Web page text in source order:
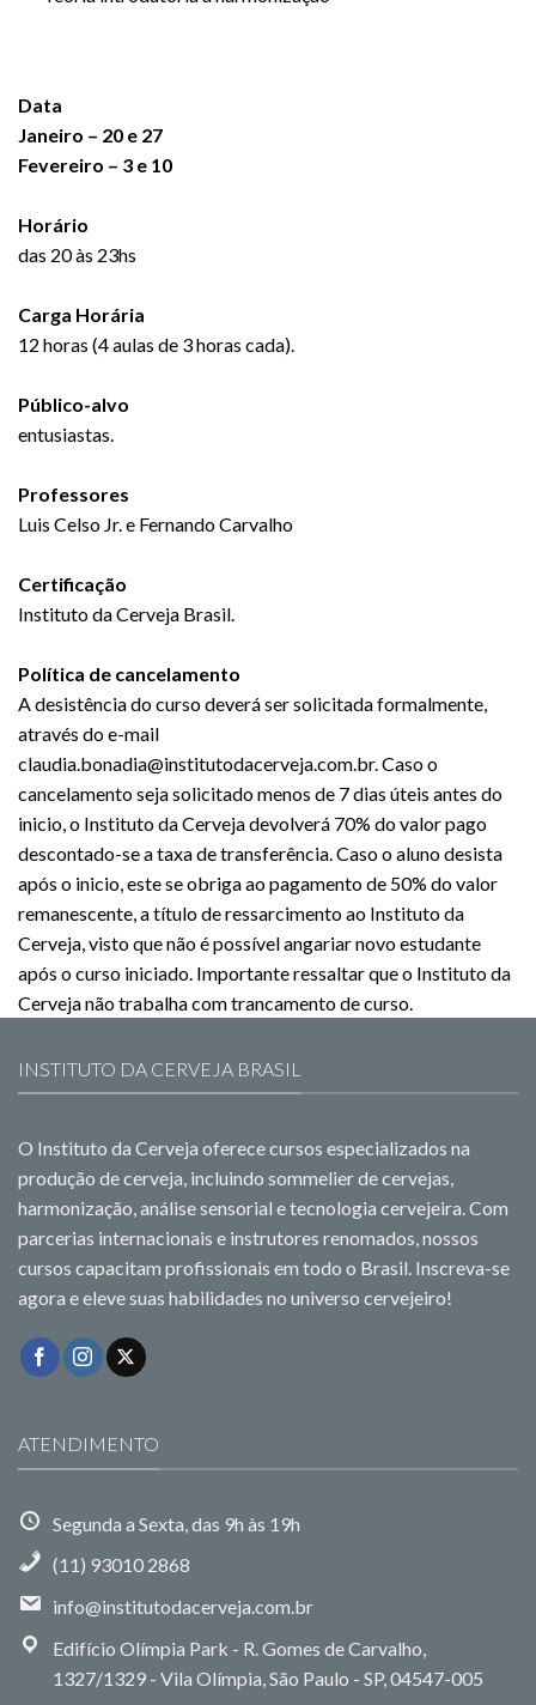
Data
Janeiro – 20 e 27
Fevereiro – 3 e 10
Horário
das 20 às 23hs
Carga Horária
12 horas (4 aulas de 3 horas cada).
Público-alvo
entusiastas.
Professores
Luis Celso Jr. e Fernando Carvalho
Certificação
Instituto da Cerveja Brasil.
Política de cancelamento
A desistência do curso deverá ser solicitada formalmente,
através do e-mail
claudia.bonadia@institutodacerveja.com.br. Caso o
cancelamento seja solicitado menos de 7 dias úteis antes do
inicio, o Instituto da Cerveja devolverá 70% do valor pago
descontado-se a taxa de transferência. Caso o aluno desista
após o inicio, este se obriga ao pagamento de 50% do valor
remanescente, a título de ressarcimento ao Instituto da
Cerveja, visto que não é possível angariar novo estudante
após o curso iniciado. Importante ressaltar que o Instituto da
Cerveja não trabalha com trancamento de curso.
INSTITUTO DA CERVEJA BRASIL
O Instituto da Cerveja oferece cursos especializados na
produção de cerveja, incluindo sommelier de cervejas,
harmonização, análise sensorial e tecnologia cervejeira. Com
parcerias internacionais e instrutores renomados, nossos
cursos capacitam profissionais em todo o Brasil. Inscreva-se
agora e eleve suas habilidades no universo cervejeiro!
ATENDIMENTO
Segunda a Sexta, das 9h às 19h
(11) 93010 2868
info@institutodacerveja.com.br
Edifício Olímpia Park - R. Gomes de Carvalho,
1327/1329 - Vila Olímpia, São Paulo - SP, 04547-005